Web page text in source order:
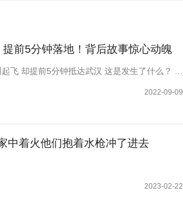
镇赶来。一位头戴“荷叶帽”的花农盛卫
摆摊售荷，能增添一笔可观的额外收入
前5分钟落地！背后故事惊心动魄
飞 却提前5分钟抵达武汉 这是发生了什么？ …
2022-09-09
中着火他们抱着水枪冲了进去
2023-02-22